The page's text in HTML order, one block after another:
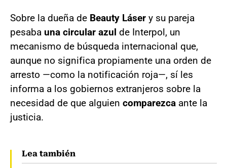
Sobre la dueña de Beauty Láser y su pareja
pesaba una circular azul de Interpol, un
mecanismo de búsqueda internacional que,
aunque no significa propiamente una orden de
arresto —como la notificación roja—, sí les
informa a los gobiernos extranjeros sobre la
necesidad de que alguien comparezca ante la
justicia.
Lea también